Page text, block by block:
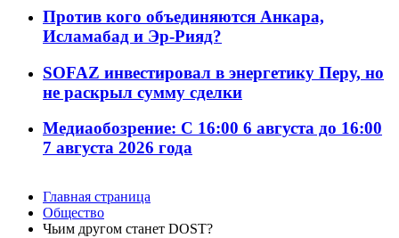
Против кого объединяются Анкара,
Исламабад и Эр-Рияд?
SOFAZ инвестировал в энергетику Перу, но
не раскрыл сумму сделки
Медиаобозрение: С 16:00 6 августа до 16:00
7 августа 2026 года
Главная страница
Общество
Чьим другом станет DOST?